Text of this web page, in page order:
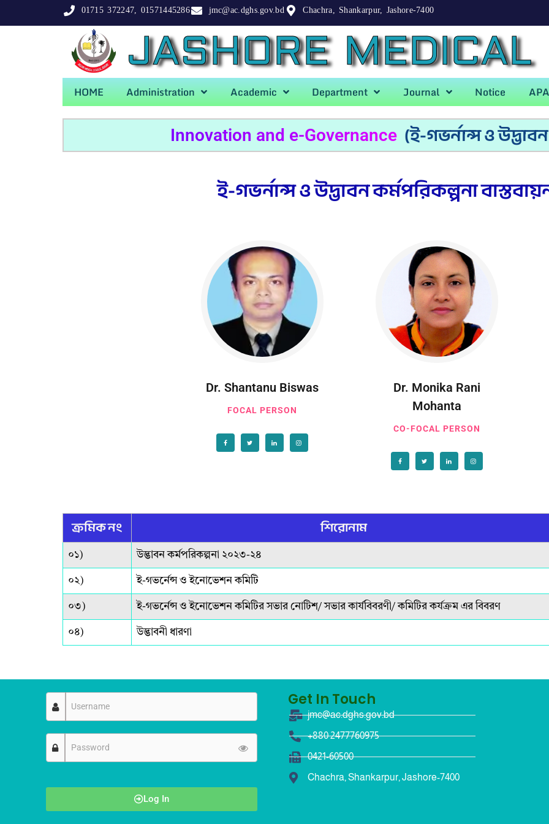
01715 372247, 01571445286 jmc@ac.dghs.gov.bd Chachra, Shankarpur, Jashore-7400
JASHORE MEDICAL
HOME Administration Academic Department Journal Notice APA
Innovation and e-Governance (ই-গভর্নান্স ও
ই-গভর্নান্স ও উদ্ভাবন কর্মপরিকল্পনা
Dr. Shantanu Biswas
FOCAL PERSON
Dr. Monika Rani
Mohanta
CO-FOCAL PERSON
ক্রমিক নং শিরোনাম
০১) উদ্ভাবন কর্মপরিকল্পনা ২০২৩-২৪
০২) ই-গভর্নেন্স ও ইনোভেশন কমিটি
০৩) ই-গভর্নেন্স ও ইনোভেশন কমিটির সভার নোটিশ/ সভার কার্যবিবরণী/ কমিটির কর্যক্রম এর বিবরণ
০৪) উদ্ভাবনী ধারণা
Log In
Get In Touch
jmc@ac.dghs.gov.bd
+880 2477760975
0421-60500
Chachra, Shankarpur, Jashore-7400